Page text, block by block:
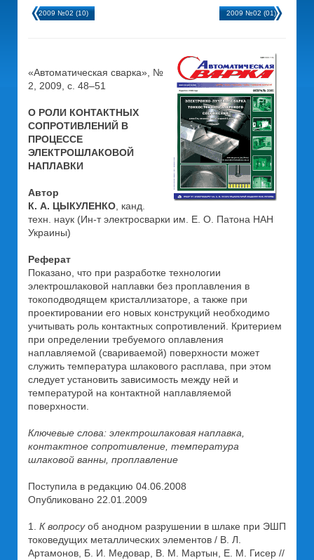
2009 №02 (10) 2009 №02 (01)
«Автоматическая сварка», №
2, 2009, с. 48–51
О РОЛИ КОНТАКТНЫХ
СОПРОТИВЛЕНИЙ В
ПРОЦЕССЕ
ЭЛЕКТРОШЛАКОВОЙ
НАПЛАВКИ
Автор
К. А. ЦЫКУЛЕНКО , канд.
техн. наук (Ин-т электросварки им. Е. О. Патона НАН
Украины)
Реферат
Показано, что при разработке технологии
электрошлаковой наплавки без проплавления в
токоподводящем кристаллизаторе, а также при
проектировании его новых конструкций необходимо
учитывать роль контактных сопротивлений. Критерием
при определении требуемого оплавления
наплавляемой (свариваемой) поверхности может
служить температура шлакового расплава, при этом
следует установить зависимость между ней и
температурой на контактной наплавляемой
поверхности.
Ключевые слова: электрошлаковая наплавка,
контактное сопротивление, температура
шлаковой ванны, проплавление
Поступила в редакцию 04.06.2008
Опубликовано 22.01.2009
1. К вопросуоб анодном разрушении в шлаке при ЭШП
токоведущих металлических элементов / В. Л.
Артамонов, Б. И. Медовар, В. М. Мартын, Е. М. Гисер //